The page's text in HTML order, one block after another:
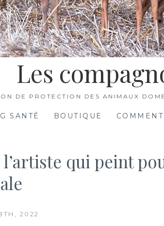
Les
DE PROTECTION DES ANIMAUX
SANTÉ BOUTIQUE
qui peint
2022